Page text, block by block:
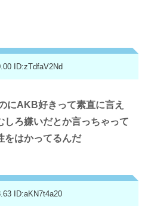
ID:zTdfaV2Nd
にAKB好きって素直に言え
しろ嫌いだとか言っちゃって
をはかってるんだ
ID:aKN7t4a20